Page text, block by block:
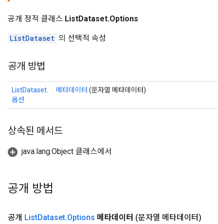
공개 정적 클래스 ListDataset.Options
ListDataset 의 선택적 속성
공개 방법
ListDataset.
옵션
메타데이터 (문자열 메타데이터)
상속된 메서드
java.lang.Object 클래스에서
공개 방법
공개 ListDataset.Options 메타데이터 (문자열 메타데이터)